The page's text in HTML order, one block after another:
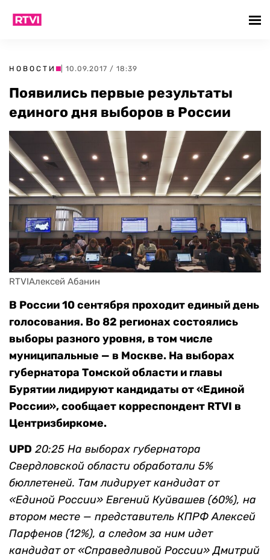
НОВОСТИ | 10.09.2017 / 18:39
Появились первые результаты
единого дня выборов в России
RTVIАлексей Абанин
В России 10 сентября проходит единый день
голосования. Во 82 регионах состоялись
выборы разного уровня, в том числе
муниципальные — в Москве. На выборах
губернатора Томской области и главы
Бурятии лидируют кандидаты от «Единой
России», сообщает корреспондент RTVI в
Центризбиркоме.
UPD 20:25 На выборах губернатора
Свердловской области обработали 5%
бюллетеней. Там лидирует кандидат от
«Единой России» Евгений Куйвашев (60%), на
втором месте — представитель КПРФ Алексей
Парфенов (12%), а следом за ним идет
кандидат от «Справедливой России» Дмитрий